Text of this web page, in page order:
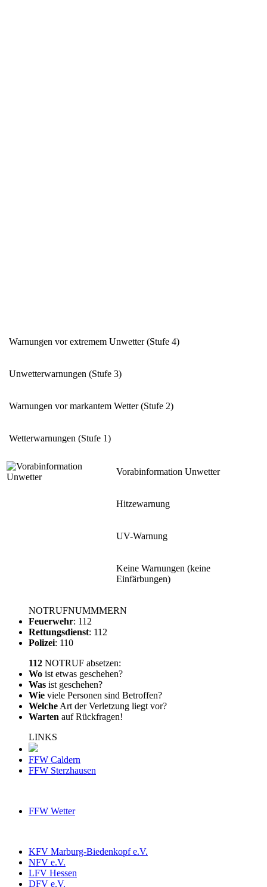
Warnungen vor extremem Unwetter (Stufe 4)
Unwetterwarnungen (Stufe 3)
Warnungen vor markantem Wetter (Stufe 2)
Wetterwarnungen (Stufe 1)
Vorabinformation Unwetter
Hitzewarnung
UV-Warnung
Keine Warnungen (keine
Einfärbungen)
NOTRUFNUMMMERN
Feuerwehr: 112
Rettungsdienst: 112
Polizei: 110
112 NOTRUF absetzen:
Wo ist etwas geschehen?
Was ist geschehen?
Wie viele Personen sind Betroffen?
Welche Art der Verletzung liegt vor?
Warten auf Rückfragen!
LINKS
FFW Caldern
FFW Sterzhausen
FFW Wetter
KFV Marburg-Biedenkopf e.V.
NFV e.V.
LFV Hessen
DFV e.V.